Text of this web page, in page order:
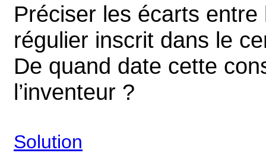
Préciser les écarts entre
régulier inscrit dans le
De quand date cette
l’inventeur ?
Solution